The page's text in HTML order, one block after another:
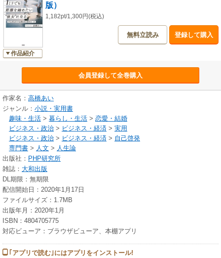
作品紹介
版）
1,182pt/1,300円(税込)
無料立読み 登録して購入
会員登録して全巻購入
作家名： 高橋あい
ジャンル： 小説・実用書
趣味・生活 > 暮らし・生活 > 恋愛・結婚
ビジネス・政治 > ビジネス・経済 > 実用
ビジネス・政治 > ビジネス・経済 > 自己啓発
専門書 > 人文 > 人生論
出版社： PHP研究所
雑誌： 大和出版
DL期限：無期限
配信開始日：2020年1月17日
ファイルサイズ：1.7MB
出版年月：2020年1月
ISBN：4804705775
対応ビューア：ブラウザビューア、本棚アプリ
｢アプリで読む｣にはアプリをインストール!